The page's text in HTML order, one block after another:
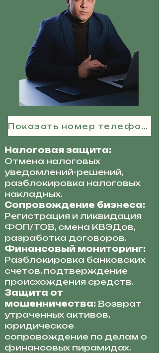
Показать номер телефона
Налоговая защита:
Отмена налоговых
уведомлений-решений,
разблокировка налоговых
накладных.
Сопровождение бизнеса:
Регистрация и ликвидация
ФОП/ТОВ, смена КВЭДов,
разработка договоров.
Финансовый мониторинг:
Разблокировка банковских
счетов, подтверждение
происхождения средств.
Защита от
мошенничества: Возврат
утраченных активов,
юридическое
сопровождение по делам о
финансовых пирамидах.